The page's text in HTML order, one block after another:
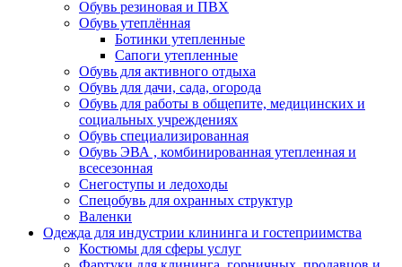
Обувь резиновая и ПВХ
Обувь утеплённая
Ботинки утепленные
Сапоги утепленные
Обувь для активного отдыха
Обувь для дачи, сада, огорода
Обувь для работы в общепите, медицинских и
социальных учреждениях
Обувь специализированная
Обувь ЭВА , комбинированная утепленная и
всесезонная
Снегоступы и ледоходы
Спецобувь для охранных структур
Валенки
Одежда для индустрии клининга и гостеприимства
Костюмы для сферы услуг